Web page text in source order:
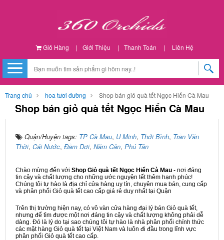
Giỏ Hàng | Giới Thiệu | Thanh Toán | Liên Hệ
Trang chủ hoa tươi đường Shop bán giỏ quà tết Ngọc Hiển Cà Mau
Shop bán giỏ quà tết Ngọc Hiển Cà Mau
Quận/Huyện tags: TP Cà Mau, U Minh, Thới Bình, Trần Văn
Thời, Cái Nước, Đầm Dơi, Năm Căn, Phú Tân
Chào mừng đến với Shop Giỏ quà tết Ngọc Hiển Cà Mau - nơi đáng
tin cậy và chất lượng cho những ước nguyện tết thêm hạnh phúc!
Chúng tôi tự hào là địa chỉ cửa hàng uy tín, chuyên mua bán, cung cấp
và phân phối Giỏ quà tết cao cấp giá rẻ duy nhất tại Quận
Trên thị trường hiện nay, có vô vàn cửa hàng đại lý bán Giỏ quà tết,
nhưng để tìm được một nơi đáng tin cậy và chất lượng không phải dễ
dàng. Đó là lý do tại sao chúng tôi tự hào là nhà phân phối chính thức
các mặt hàng Giỏ quà tết tại Việt Nam và luôn đi đầu trong lĩnh vực
phân phối Giỏ quà tết cao cấp.